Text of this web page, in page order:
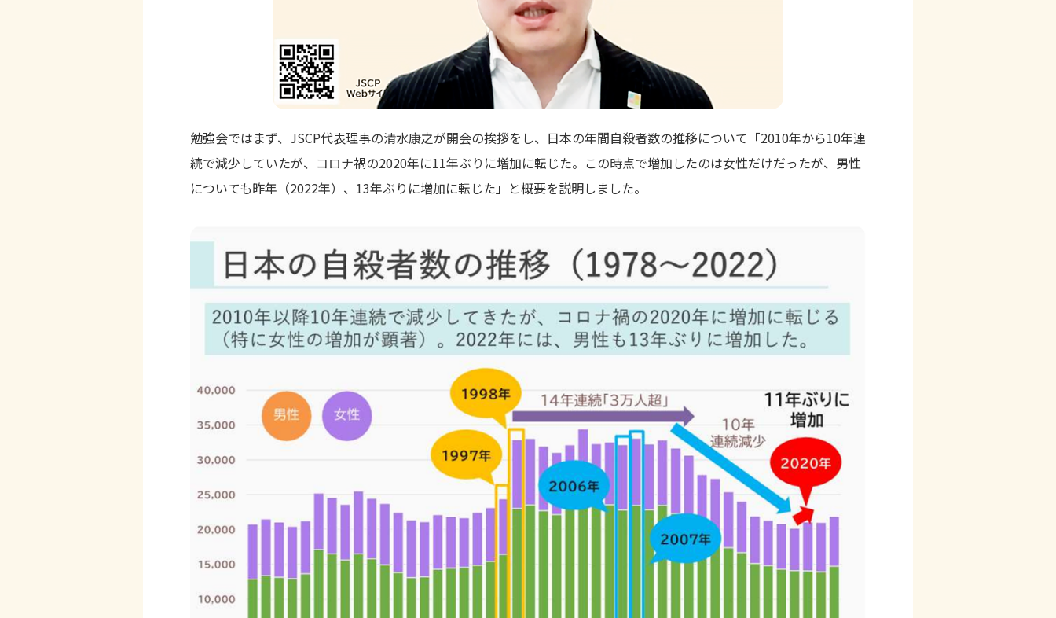
勉強会ではまず、JSCP代表理事の清水康之が開会の挨拶をし、日本の年間自殺者数の推移について「2010年から10年連
続で減少していたが、コロナ禍の2020年に11年ぶりに増加に転じた。この時点で増加したのは女性だけだったが、男性
についても昨年（2022年）、13年ぶりに増加に転じた」と概要を説明しました。